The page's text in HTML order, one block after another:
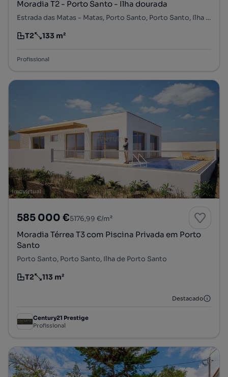
Moradia T2 - Porto Santo - Ilha dourada
Estrada das Matas - Matas, Porto Santo, Porto Santo, Ilha de Porto Santo
Tipologia
T2
Preço por metro quadrado
133 m²
Profissional
585 000 €5176,99 €/m²
Moradia Térrea T3 com Piscina Privada em Porto
Santo
Porto Santo, Porto Santo, Ilha de Porto Santo
Tipologia
T2
Preço por metro quadrado
113 m²
Destacado
Century21 Prestige
Profissional